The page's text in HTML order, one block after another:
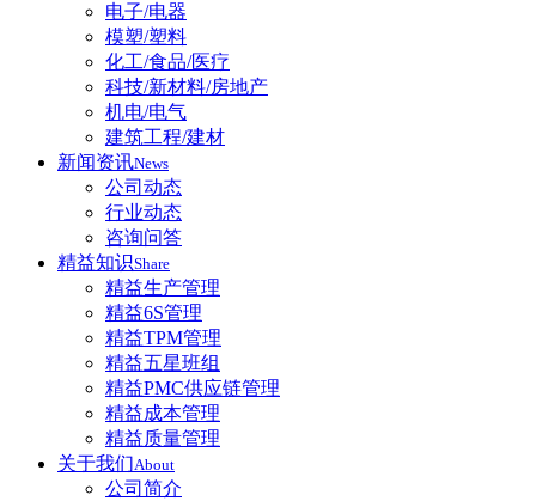
电子/电器
模塑/塑料
化工/食品/医疗
科技/新材料/房地产
机电/电气
建筑工程/建材
新闻资讯News
公司动态
行业动态
咨询问答
精益知识Share
精益生产管理
精益6S管理
精益TPM管理
精益五星班组
精益PMC供应链管理
精益成本管理
精益质量管理
关于我们About
公司简介